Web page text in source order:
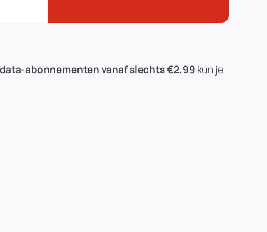
abonnementen vanaf slechts €2,99 kun je